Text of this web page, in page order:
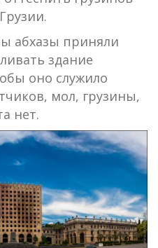
абхазы приняли
здание
оно служило
мол, грузины,
нет.